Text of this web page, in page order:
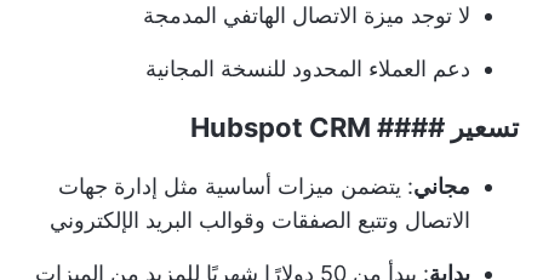
لا توجد ميزة الاتصال الهاتفي المدمجة
دعم العملاء المحدود للنسخة المجانية
تسعير #### Hubspot CRM
مجاني: يتضمن ميزات أساسية مثل إدارة جهات
الاتصال وتتبع الصفقات وقوالب البريد الإلكتروني
بداية
: يبدأ من 50 دولارًا شهريًا للمزيد من الميزات